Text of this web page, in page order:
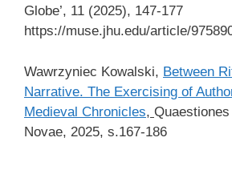
Globe’, 11 (2025), 147-177
https://muse.jhu.edu/article/
Wawrzyniec Kowalski, Between
Narrative. The Exercising of
Medieval Chronicles,
Novae, 2025, s.167-186